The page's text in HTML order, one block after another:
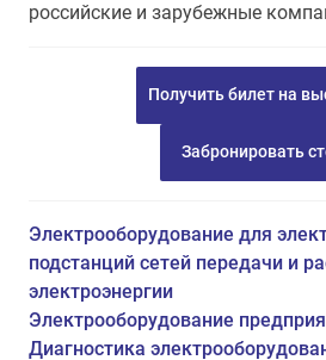
российские и зарубежные
Получить билет на
Забронировать
Электрооборудование для
подстанций сетей передачи и
электроэнергии
Электрооборудование
Диагностика